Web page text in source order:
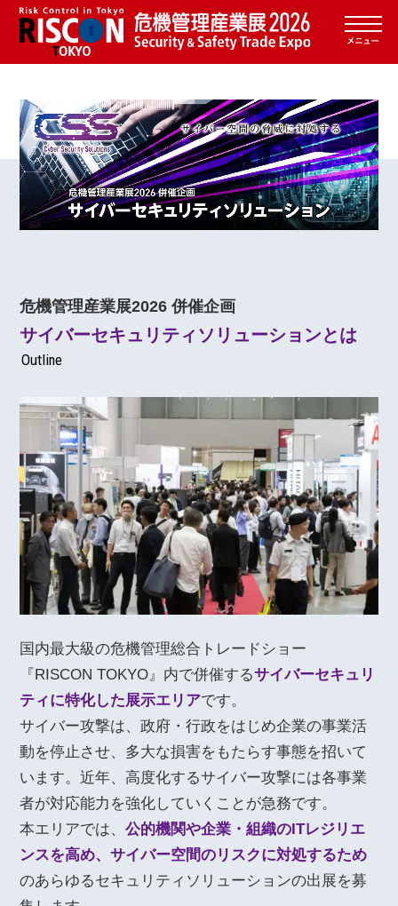
危機管理産業展2026 併催企画
サイバーセキュリティソリューションとは
Outline
国内最大級の危機管理総合トレードショー
『RISCON TOKYO』内で併催するサイバーセキュリ
ティに特化した展示エリアです。
サイバー攻撃は、政府・行政をはじめ企業の事業活
動を停止させ、多大な損害をもたらす事態を招いて
います。近年、高度化するサイバー攻撃には各事業
者が対応能力を強化していくことが急務です。
本エリアでは、公的機関や企業・組織のITレジリエ
ンスを高め、サイバー空間のリスクに対処するため
のあらゆるセキュリティソリューションの出展を募